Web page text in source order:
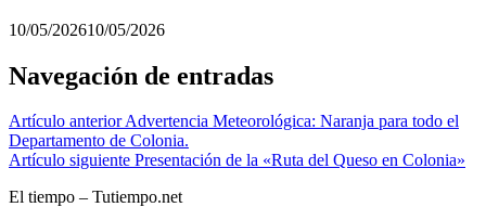
10/05/202610/05/2026
Navegación de entradas
Artículo anteriorAdvertencia Meteorológica: Naranja para todo el
Departamento de Colonia.
Artículo siguiente Presentación de la «Ruta del Queso en Colonia»
El tiempo – Tutiempo.net